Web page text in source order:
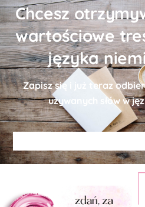
Chcesz
wartościowe
języka
Zapisz się i już teraz
używanych słów w